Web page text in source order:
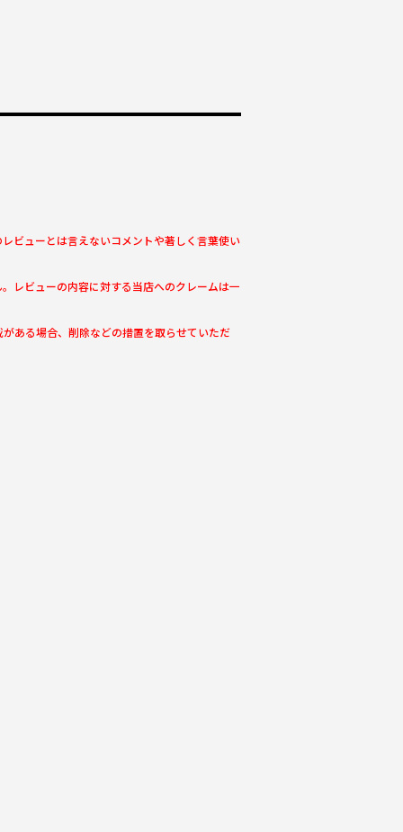
ビューとは言えないコメントや著しく言葉使い
レビューの内容に対する当店へのクレームは一
ある場合、削除などの措置を取らせていただ